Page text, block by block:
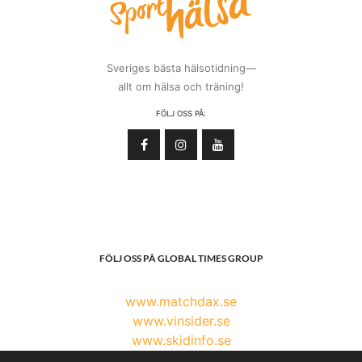
Sveriges bästa hälsotidning—
allt om hälsa och träning!
FÖLJ OSS PÅ:
FÖLJ OSS PÅ GLOBAL TIMES GROUP
www.matchdax.se
www.vinsider.se
www.skidinfo.se